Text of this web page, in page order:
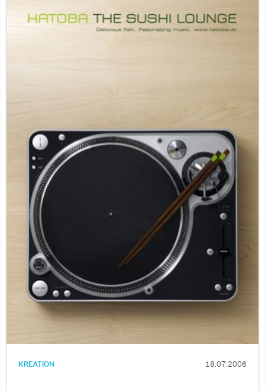
KREATION 18.07.2006